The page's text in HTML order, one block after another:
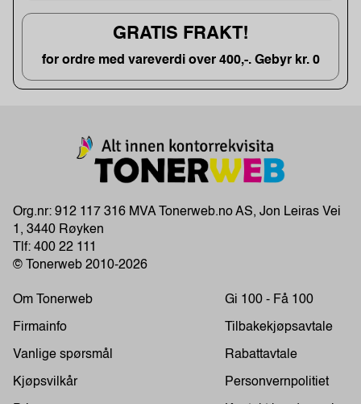
GRATIS FRAKT!
for ordre med vareverdi over 400,-. Gebyr kr. 0
Org.nr: 912 117 316 MVA Tonerweb.no AS, Jon Leiras Vei
1, 3440 Røyken
Tlf: 400 22 111
© Tonerweb 2010-2026
Om Tonerweb
Firmainfo
Vanlige spørsmål
Kjøpsvilkår
Gi 100 - Få 100
Tilbakekjøpsavtale
Rabattavtale
Personvernpolitiet